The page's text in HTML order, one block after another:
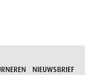
NIEUWSBRIEF